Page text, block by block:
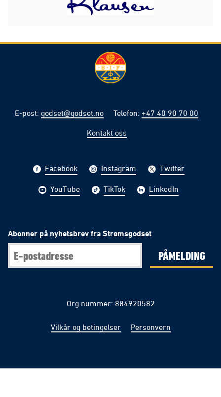
E-post: godset@godset.no Telefon: +47 40 90 70 00
Kontakt oss
Facebook Instagram Twitter
YouTube TikTok LinkedIn
Abonner på nyhetsbrev fra Strømsgodset
PÅMELDING
Org.nummer: 884920582
Vilkår og betingelser Personvern